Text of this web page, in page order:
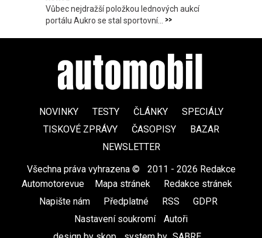
Vůbec nejdražší položkou lednových aukcí
portálu Aukro se stal sportovní... >>
NOVINKY TESTY ČLÁNKY
SPECIÁLY
TISKOVÉ ZPRÁVY
ČASOPISY
BAZAR
NEWSLETTER
Všechna práva vyhrazena ©
2011 - 2026 Redakce
Automotorevue
Mapa stránek Redakce stránek
Napište nám
Předplatné RSS GDPR
Nastavení soukromí
Autoři